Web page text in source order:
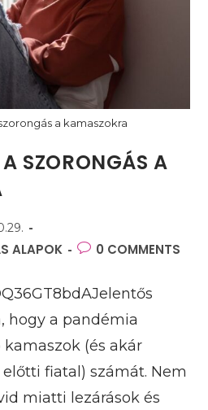
a kamaszokra
SZORONGÁS A
ALAPOK
Post0 COMMENTS
hogy a pandémia
(és akár
fiatal) számát. Nem
miatti lezárások és